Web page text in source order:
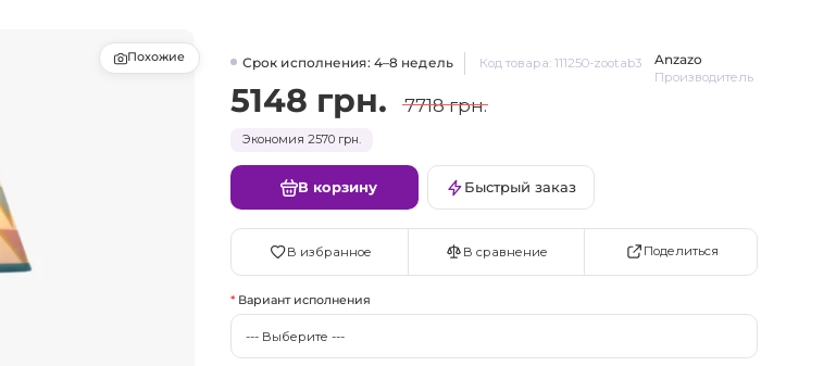
Похожие Срок исполнения: 4–8 недель Код товара: 111250-zootab3
Anzazo
Производитель
5148 грн. 7718 грн.
Экономия 2570 грн.
В корзину Быстрый заказ
В избранное В сравнение Поделиться
Вариант исполнения